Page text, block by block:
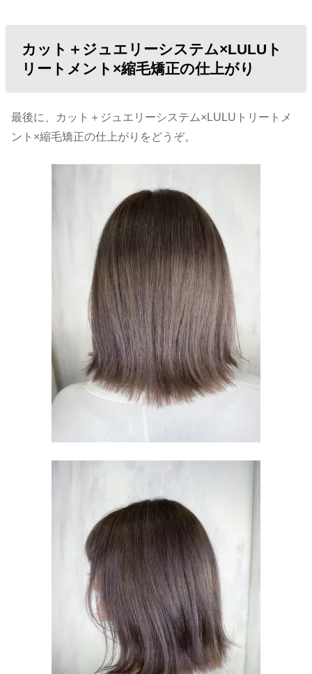
カット＋ジュエリーシステム×LULUト
リートメント×縮毛矯正の仕上がり
最後に、カット＋ジュエリーシステム×LULUトリートメ
ント×縮毛矯正の仕上がりをどうぞ。